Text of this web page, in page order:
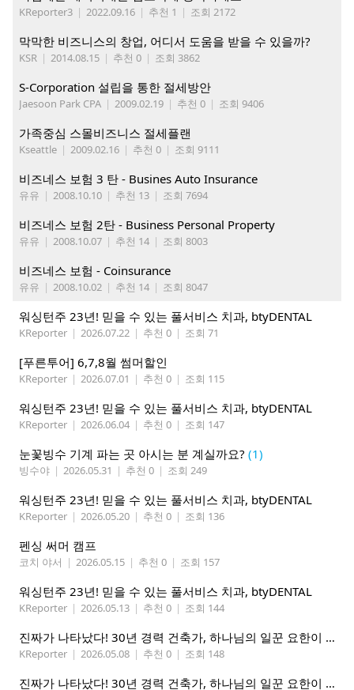
KReporter3 | 2022.09.16 | 추천 1 | 조회 2172
막막한 비즈니스의 창업, 어디서 도움을 받을 수 있을까?
KSR | 2014.08.15 | 추천 0 | 조회 3862
S-Corporation 설립을 통한 절세방안
Jaesoon Park CPA | 2009.02.19 | 추천 0 | 조회 9406
가족중심 스몰비즈니스 절세플랜
Kseattle | 2009.02.16 | 추천 0 | 조회 9111
비즈네스 보험 3 탄 - Busines Auto Insurance
유유 | 2008.10.10 | 추천 13 | 조회 7694
비즈네스 보험 2탄 - Business Personal Property
유유 | 2008.10.07 | 추천 14 | 조회 8003
비즈네스 보험 - Coinsurance
유유 | 2008.10.02 | 추천 14 | 조회 8047
워싱턴주 23년! 믿을 수 있는 풀서비스 치과, btyDENTAL
KReporter | 2026.07.22 | 추천 0 | 조회 71
[푸른투어] 6,7,8월 썸머할인
KReporter | 2026.07.01 | 추천 0 | 조회 115
워싱턴주 23년! 믿을 수 있는 풀서비스 치과, btyDENTAL
KReporter | 2026.06.04 | 추천 0 | 조회 147
눈꽃빙수 기계 파는 곳 아시는 분 계실까요? (1)
빙수야 | 2026.05.31 | 추천 0 | 조회 249
워싱턴주 23년! 믿을 수 있는 풀서비스 치과, btyDENTAL
KReporter | 2026.05.20 | 추천 0 | 조회 136
펜싱 써머 캠프
코치 야서 | 2026.05.15 | 추천 0 | 조회 157
워싱턴주 23년! 믿을 수 있는 풀서비스 치과, btyDENTAL
KReporter | 2026.05.13 | 추천 0 | 조회 144
진짜가 나타났다! 30년 경력 건축가, 하나님의 일꾼 요한이 책임 시공합니다.
KReporter | 2026.05.08 | 추천 0 | 조회 148
진짜가 나타났다! 30년 경력 건축가, 하나님의 일꾼 요한이 책임 시공합니다.